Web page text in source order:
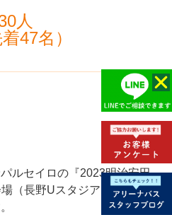
人
47名）
ルセイロの『2023明治安田
（長野Uスタジアム）間を応